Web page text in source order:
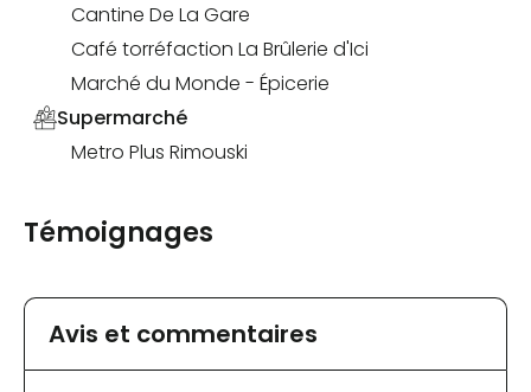
Cantine De La Gare
Café torréfaction La Brûlerie d'Ici
Marché du Monde - Épicerie
Supermarché
Metro Plus Rimouski
Témoignages
Avis et commentaires